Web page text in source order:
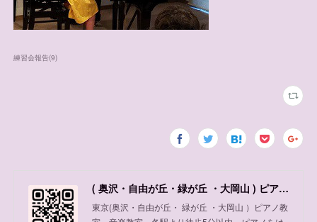
練習会報告(9)
( 奥沢・自由が丘・緑が丘 ・大岡山 ) ピアノ教室、音楽教室
東京(奥沢・自由が丘・ 緑が丘 ・大岡山 ）ピアノ教